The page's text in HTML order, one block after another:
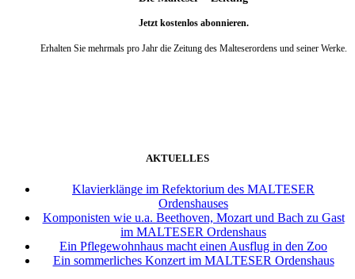
Jetzt kostenlos abonnieren.
Erhalten Sie mehrmals pro Jahr die Zeitung des Malteserordens und seiner Werke.
AKTUELLES
Klavierklänge im Refektorium des MALTESER
Ordenshauses
Komponisten wie u.a. Beethoven, Mozart und Bach zu Gast
im MALTESER Ordenshaus
Ein Pflegewohnhaus macht einen Ausflug in den Zoo
Ein sommerliches Konzert im MALTESER Ordenshaus